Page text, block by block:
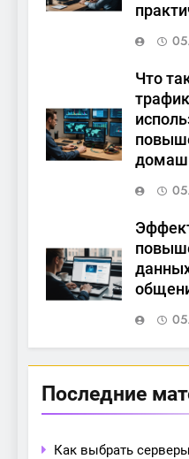
Что
Последние
Как выбрать